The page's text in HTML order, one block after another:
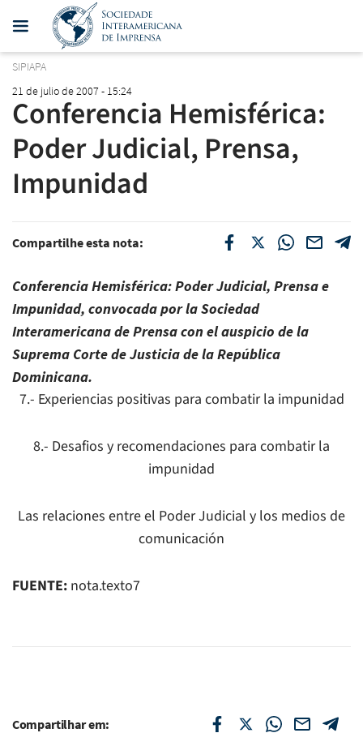
SIPIAPA
21 de julio de 2007 - 15:24
Conferencia Hemisférica:
Poder Judicial, Prensa,
Impunidad
Compartilhe esta nota:
Conferencia Hemisférica: Poder Judicial, Prensa e
Impunidad, convocada por la Sociedad
Interamericana de Prensa con el auspicio de la
Suprema Corte de Justicia de la República
Dominicana.
7.- Experiencias positivas para combatir la impunidad
8.- Desafios y recomendaciones para combatir la
impunidad
Las relaciones entre el Poder Judicial y los medios de
comunicación
FUENTE: nota.texto7
Compartilhar em: